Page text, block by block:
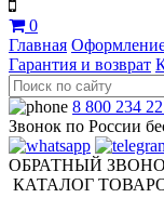
0
Главная Оформление
Гарантия и возврат
8 800 234
Звонок по России
ОБРАТНЫЙ
КАТАЛОГ